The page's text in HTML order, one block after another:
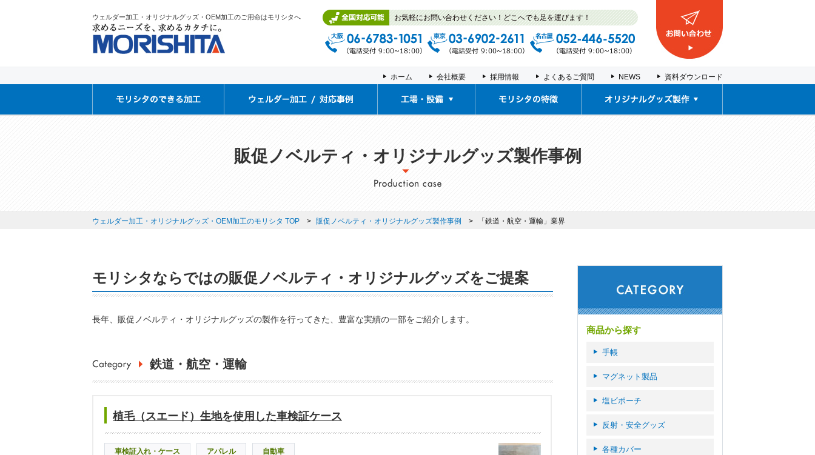
ウェルダー加工・オリジナルグッズ・OEM加工のご用命はモリシタへ お気軽にお問い合わせください！どこへでも足を運びます！
ホーム 会社概要 採用情報 よくあるご質問 NEWS 資料ダウンロード
販促ノベルティ・オリジナルグッズ製作事例
ウェルダー加工・オリジナルグッズ・OEM加工のモリシタ TOP 販促ノベルティ・オリジナルグッズ製作事例 「鉄道・航空・運輸」業界
モリシタならではの販促ノベルティ・オリジナルグッズをご提案
長年、販促ノベルティ・オリジナルグッズの製作を行ってきた、豊富な実績の一部をご紹介します。
鉄道・航空・運輸
植毛（スエード）生地を使用した車検証ケース
車検証入れ・ケース アパレル 自動車
商品から探す
手帳
マグネット製品
塩ビポーチ
反射・安全グッズ
各種カバー